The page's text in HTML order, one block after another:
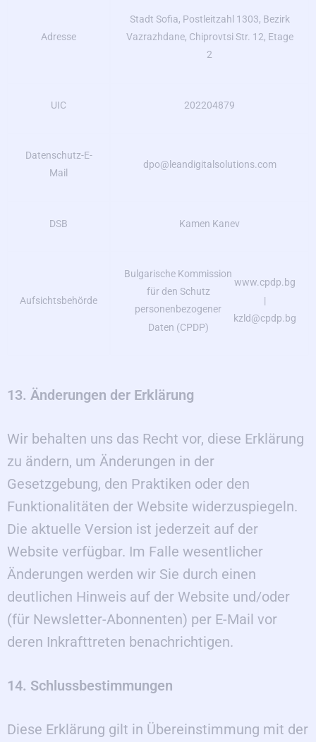
Adresse
Stadt Sofia, Postleitzahl 1303, Bezirk
Vazrazhdane, Chiprovtsi Str. 12, Etage
2
UIC 202204879
Datenschutz-E-
Mail
dpo@leandigitalsolutions.com
DSB Kamen Kanev
Aufsichtsbehörde
Bulgarische Kommission
für den Schutz
personenbezogener
Daten (CPDP)
www.cpdp.bg
|
kzld@cpdp.bg
13. Änderungen der Erklärung
Wir behalten uns das Recht vor, diese Erklärung
zu ändern, um Änderungen in der
Gesetzgebung, den Praktiken oder den
Funktionalitäten der Website widerzuspiegeln.
Die aktuelle Version ist jederzeit auf der
Website verfügbar. Im Falle wesentlicher
Änderungen werden wir Sie durch einen
deutlichen Hinweis auf der Website und/oder
(für Newsletter-Abonnenten) per E-Mail vor
deren Inkrafttreten benachrichtigen.
14. Schlussbestimmungen
Diese Erklärung gilt in Übereinstimmung mit der